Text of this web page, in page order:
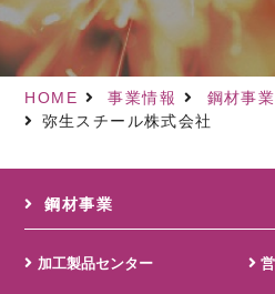
HOME 事業情報
鋼材事業
弥生スチール株式会社
鋼材事業
加工製品センター